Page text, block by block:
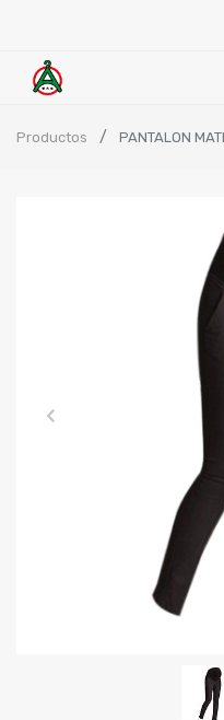
Productos PANTALON